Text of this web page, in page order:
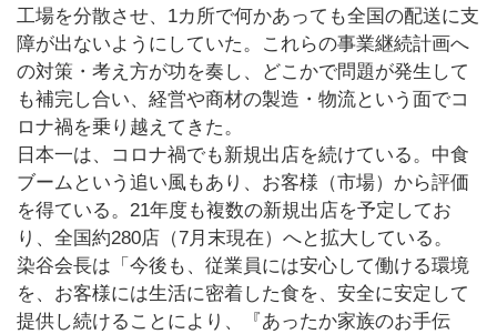
工場を分散させ、1カ所で何かあっても全国の配送に支
障が出ないようにしていた。これらの事業継続計画へ
の対策・考え方が功を奏し、どこかで問題が発生して
も補完し合い、経営や商材の製造・物流という面でコ
ロナ禍を乗り越えてきた。
日本一は、コロナ禍でも新規出店を続けている。中食
ブームという追い風もあり、お客様（市場）から評価
を得ている。21年度も複数の新規出店を予定してお
り、全国約280店（7月末現在）へと拡大している。
染谷会長は「今後も、従業員には安心して働ける環境
を、お客様には生活に密着した食を、安全に安定して
提供し続けることにより、『あったか家族のお手伝